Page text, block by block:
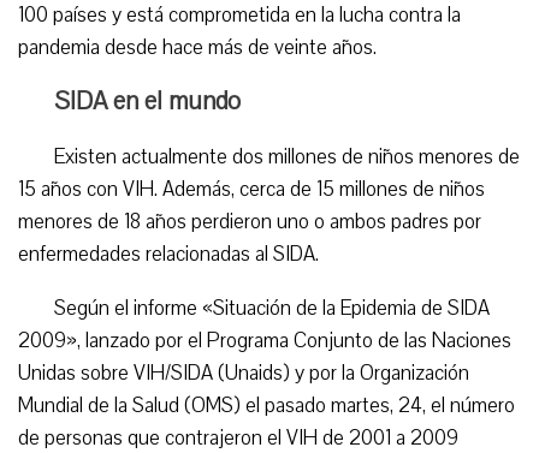
100 países y está comprometida en la lucha contra la
pandemia desde hace más de veinte años.
SIDA en el mundo
Existen actualmente dos millones de niños menores de
15 años con VIH. Además, cerca de 15 millones de niños
menores de 18 años perdieron uno o ambos padres por
enfermedades relacionadas al SIDA.
Según el informe «Situación de la Epidemia de SIDA
2009», lanzado por el Programa Conjunto de las Naciones
Unidas sobre VIH/SIDA (Unaids) y por la Organización
Mundial de la Salud (OMS) el pasado martes, 24, el número
de personas que contrajeron el VIH de 2001 a 2009